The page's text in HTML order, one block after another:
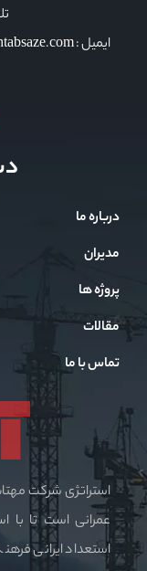
ایمیل : mahtabsazeh0@gmail.com – info@mahtabsaze.com
درباره ما
مدیران
پروژه ها
مقالات
تماس با ما
استراتژی شرکت
عمرانی است تا با
استعداد ایرانی